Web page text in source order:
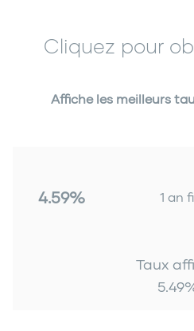
Cliquez pour
Affiche les meilleurs
4.59% 1 an
Taux
5.49